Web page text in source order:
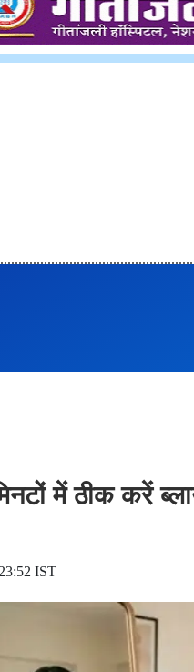
में ठीक करें
IST